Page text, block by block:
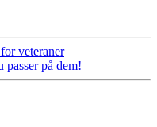
veteraner
på dem!